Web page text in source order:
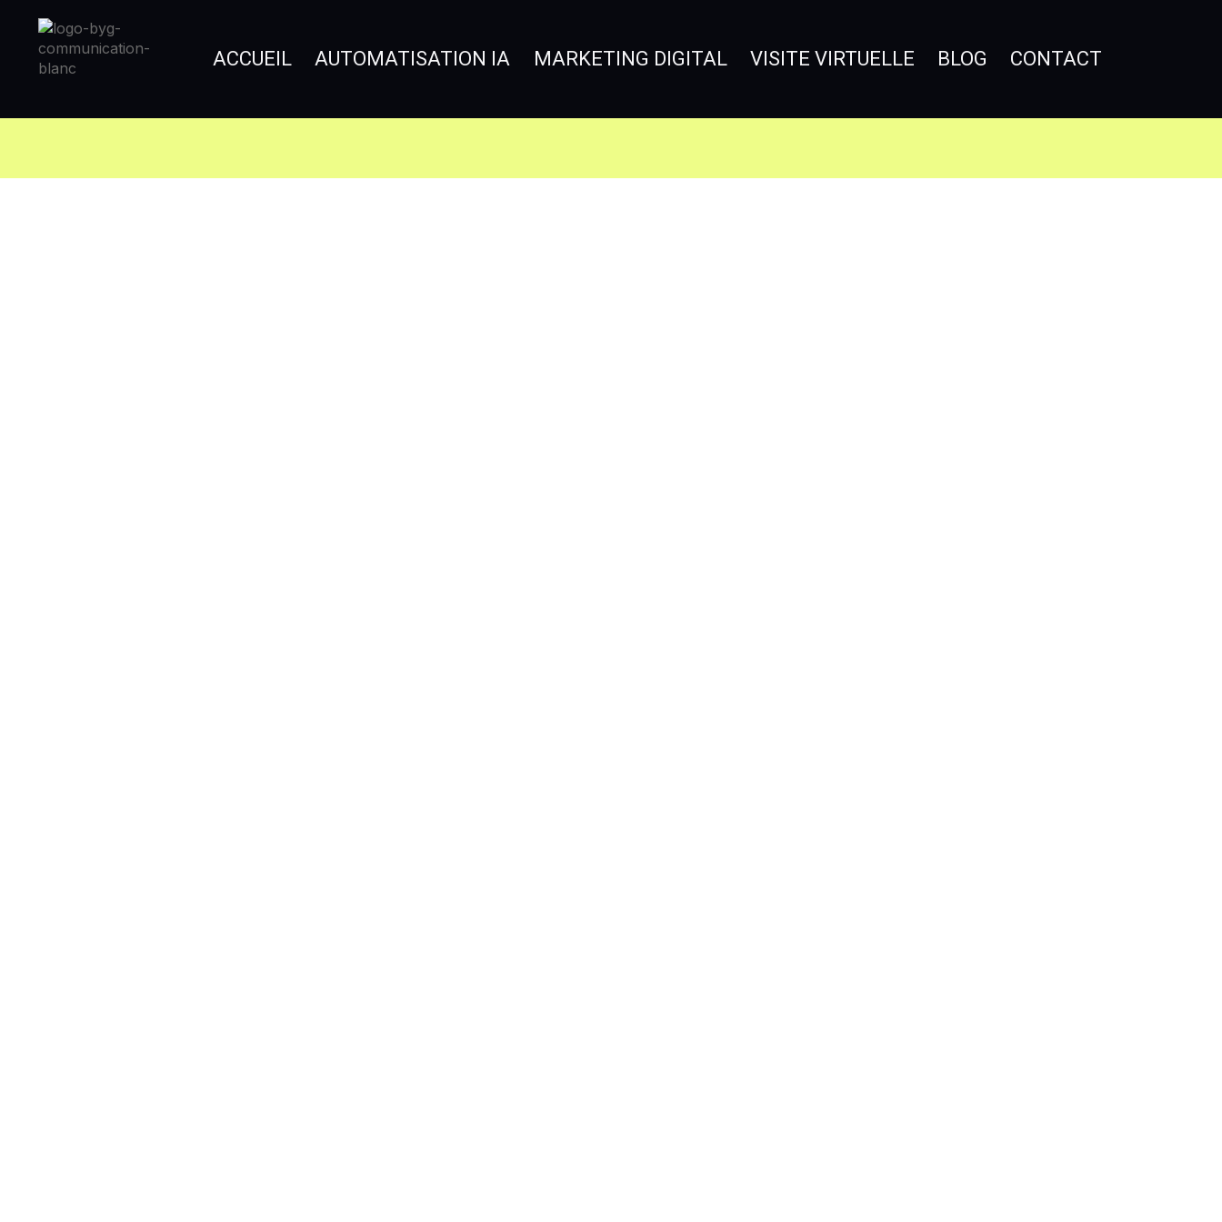
ACCUEIL AUTOMATISATION IA MARKETING DIGITAL VISITE VIRTUELLE BLOG CONTACT